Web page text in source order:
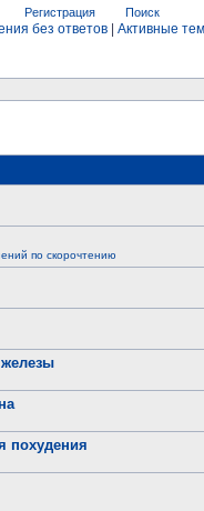
Регистрация Поиск
без ответов Активные
по скорочтению
похудения